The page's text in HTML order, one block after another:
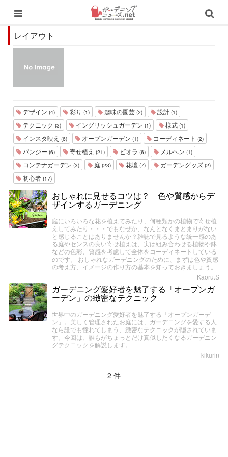
レイアウト
デザイン (4) 彩り (1) 趣味の園芸 (2) 設計 (1)
テクニック (3) イングリッシュガーデン (1) 様式 (1)
インスタ映え (6) オープンガーデン (1) コーディネート (2)
パンジー (6) 寄せ植え (21) ビオラ (6) メルヘン (1)
コンテナガーデン (3) 庭 (23) 花壇 (7) ガーデングッズ (2)
初心者 (17)
おしゃれに見せるコツは？ 色や質感からデ
ザインするガーデニング
庭にいろいろな花を植えてみたり、何種類かの植物で寄せ植
えしてみたり・・・でもなぜか、なんとなくまとまりがない
と感じることはありませんか？雑誌で見るような統一感のあ
る庭やセンスの良い寄せ植えは、実は組み合わせる植物や鉢
などの色彩、質感を考慮して全体をコーディネートしている
のです。 おしゃれなガーデニングのために、まずは色や質感
の考え方、イメージの作り方の基本を知っておきましょう。
Kaoru.S
ガーデニング愛好者を魅了する「オープンガ
ーデン」の緻密なテクニック
世界中のガーデニング愛好者を魅了する「オープンガーデ
ン」。美しく管理されたお庭には、ガーデニングを愛する人
なら誰でも憧れてしまう、緻密なテクニックが隠されていま
す。今回は、誰もがちょっとだけ真似したくなるガーデニン
グテクニックを解説します。
kikurin
2 件